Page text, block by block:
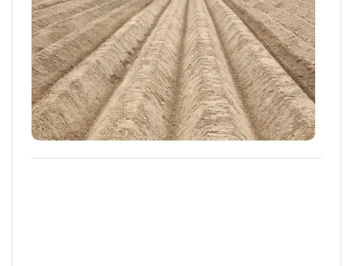
#STOPADVENTICES
Désherber la pomme de terre avec du
prosulfocarbe : l’importance de respecter
les règles d’application
Une nouvelle spécialité à base de prosulfocarbe
étoffe la gamme utilisable sur pomme de...
26 MARS 2026